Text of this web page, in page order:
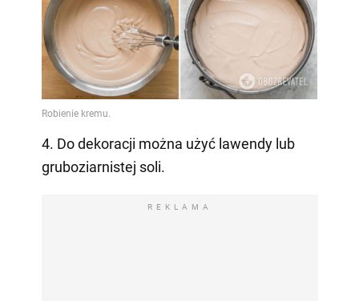
4. Do dekoracji można użyć lawendy lub
gruboziarnistej soli.
REKLAMA